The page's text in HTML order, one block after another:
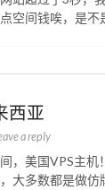
空间钱唉，是不
西亚
a reply
，美国VPS主
大多数都是做